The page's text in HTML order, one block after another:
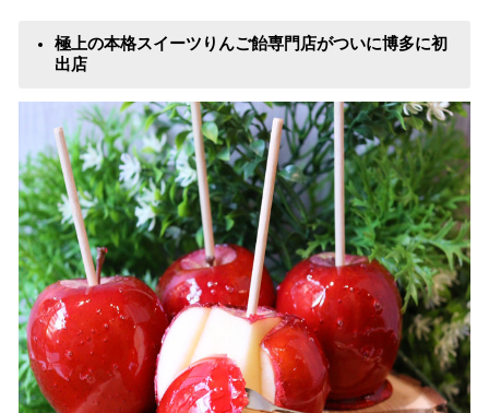
み
で
極上の本格スイーツりんご飴専門店がついに博多に初
出店